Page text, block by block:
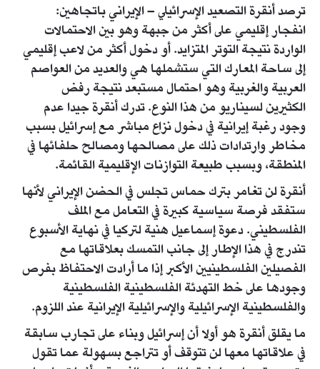
ترصد أنقرة التصعيد الإسرائيلي – الإيراني باتجاهين:
انفجار إقليمي على أكثر من جبهة وهو بين الاحتمالات
الواردة نتيجة التوتر المتزايد. أو دخول أكثر من لاعب إقليمي
إلى ساحة المعارك التي ستشملها هي والعديد من العواصم
العربية والغربية وهو احتمال مستبعد نتيجة رفض
الكثيرين لسيناريو من هذا النوع. تدرك أنقرة جيدا عدم
وجود رغبة إيرانية في دخول نزاع مباشر مع إسرائيل بسبب
مخاطر وارتدادات ذلك على مصالحها ومصالح حلفائها في
المنطقة، وبسبب طبيعة التوازنات الإقليمية القائمة.
أنقرة لن تغامر بترك حماس تجلس في الحضن الإيراني لأنها
ستفقد فرصة سياسية كبيرة في التعامل مع الملف
الفلسطيني. دعوة إسماعيل هنية لتركيا في نهاية الأسبوع
تندرج في هذا الإطار إلى جانب التمسك بعلاقاتها مع
الفصيلين الفلسطينيين الأكبر إذا ما أرادت الاحتفاظ بفرص
وجودها على خط التهدئة الفلسطينية الفلسطينية
والفلسطينية الإسرائيلية والإسرائيلية الإيرانية عند اللزوم.
ما يقلق أنقرة هو أولا أن إسرائيل وبناء على تجارب سابقة
في علاقاتها معها لن تتوقف أو تتراجع بسهولة عما تقول